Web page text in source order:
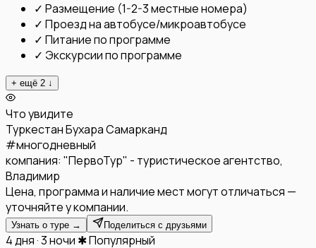
✓ Размещение (1-2-3 местные номера)
✓ Проезд на автобусе/микроавтобусе
✓ Питание по программе
✓ Экскурсии по программе
+ ещё 2 ↓
Что увидите
ТуркестанБухараСамарканд
#многодневный
компания: "ПервоТур" - туристическое агентство,
Владимир
Цена, программа и наличие мест могут отличаться —
уточняйте у компании.
Узнать о туре → Поделиться с друзьями
4 дня · 3 ночи ✱ Популярный